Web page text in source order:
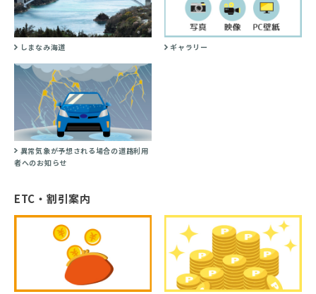
しまなみ海道 ギャラリー
異常気象が予想される場合の道路利用
者へのお知らせ
ETC・割引案内